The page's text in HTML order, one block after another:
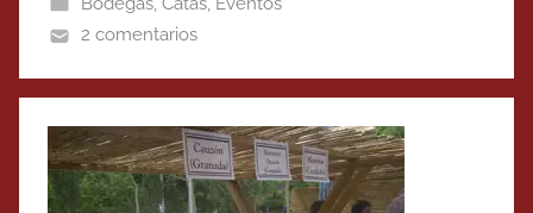
2 comentarios